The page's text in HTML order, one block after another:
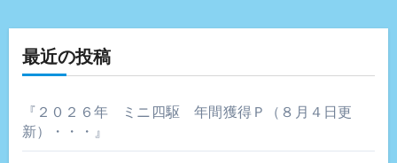
シ
ョ
ン
最近の投稿
『２０２６年 ミニ四駆 年間獲得Ｐ（８月４日更
新）・・・』